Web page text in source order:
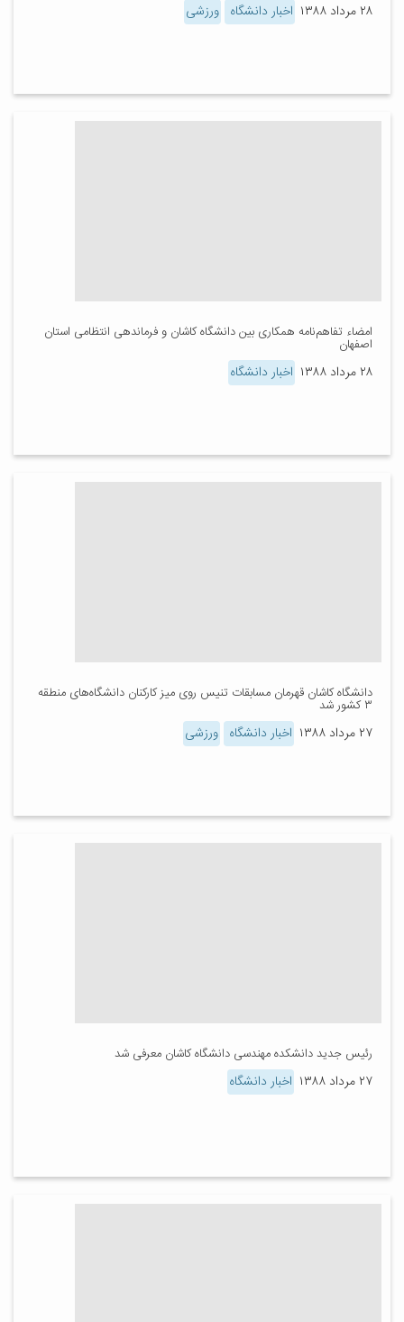
۲۸ مرداد ۱۳۸۸ اخبار دانشگاه ورزشی
امضاء تفاهم‌نامه همکاری بین دانشگاه کاشان و فرماندهی انتظامی استان
اصفهان
۲۸ مرداد ۱۳۸۸ اخبار دانشگاه
دانشگاه کاشان قهرمان مسابقات تنیس روی میز کارکنان دانشگاه‌های منطقه
۳ کشور شد
۲۷ مرداد ۱۳۸۸ اخبار دانشگاه ورزشی
رئیس جدید دانشکده مهندسی دانشگاه کاشان معرفی شد
۲۷ مرداد ۱۳۸۸ اخبار دانشگاه